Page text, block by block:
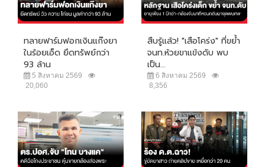
ทลายฟาร์มฟอกเงินแก๊งยา
ในร้อยเอ็ด ยึดทรัพย์กว่า
93 ล้าน
5 สิงหาคม 2569
20,060
สืบรู้แล้ว! "เสือโคร่ง" ที่ขย้ำ
จนท.ห้วยขาแข้งดับ พบ
เป็น...
6 สิงหาคม 2569
8,356